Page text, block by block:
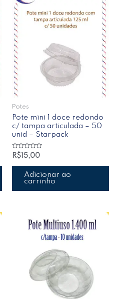
Potes
Pote mini 1 doce redondo
c/ tampa articulada – 50
unid – Starpack
Avaliação
0
de
R$ 15,00
Adicionar ao
carrinho